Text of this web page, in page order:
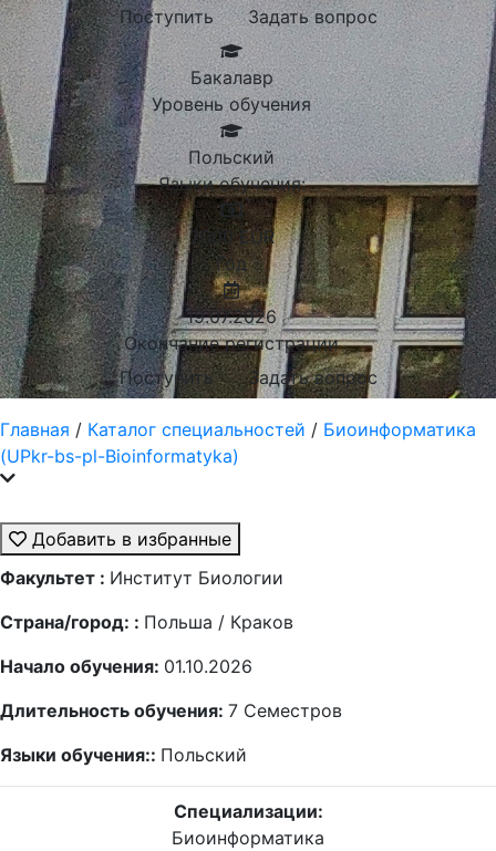
Поступить Задать вопрос
Бакалавр
Уровень обучения
Польский
Языки обучения:
2000 EUR
Год
19.07.2026
Окончание регистрации
Поступить
Задать вопрос
Главная / Каталог специальностей / Биоинформатика
(UPkr-bs-pl-Bioinformatyka)
Добавить в избранные
Факультет : Институт Биологии
Страна/город: : Польша / Краков
Начало обучения: 01.10.2026
Длительность обучения: 7 Семестров
Языки обучения:: Польский
Специализации:
Биоинформатика